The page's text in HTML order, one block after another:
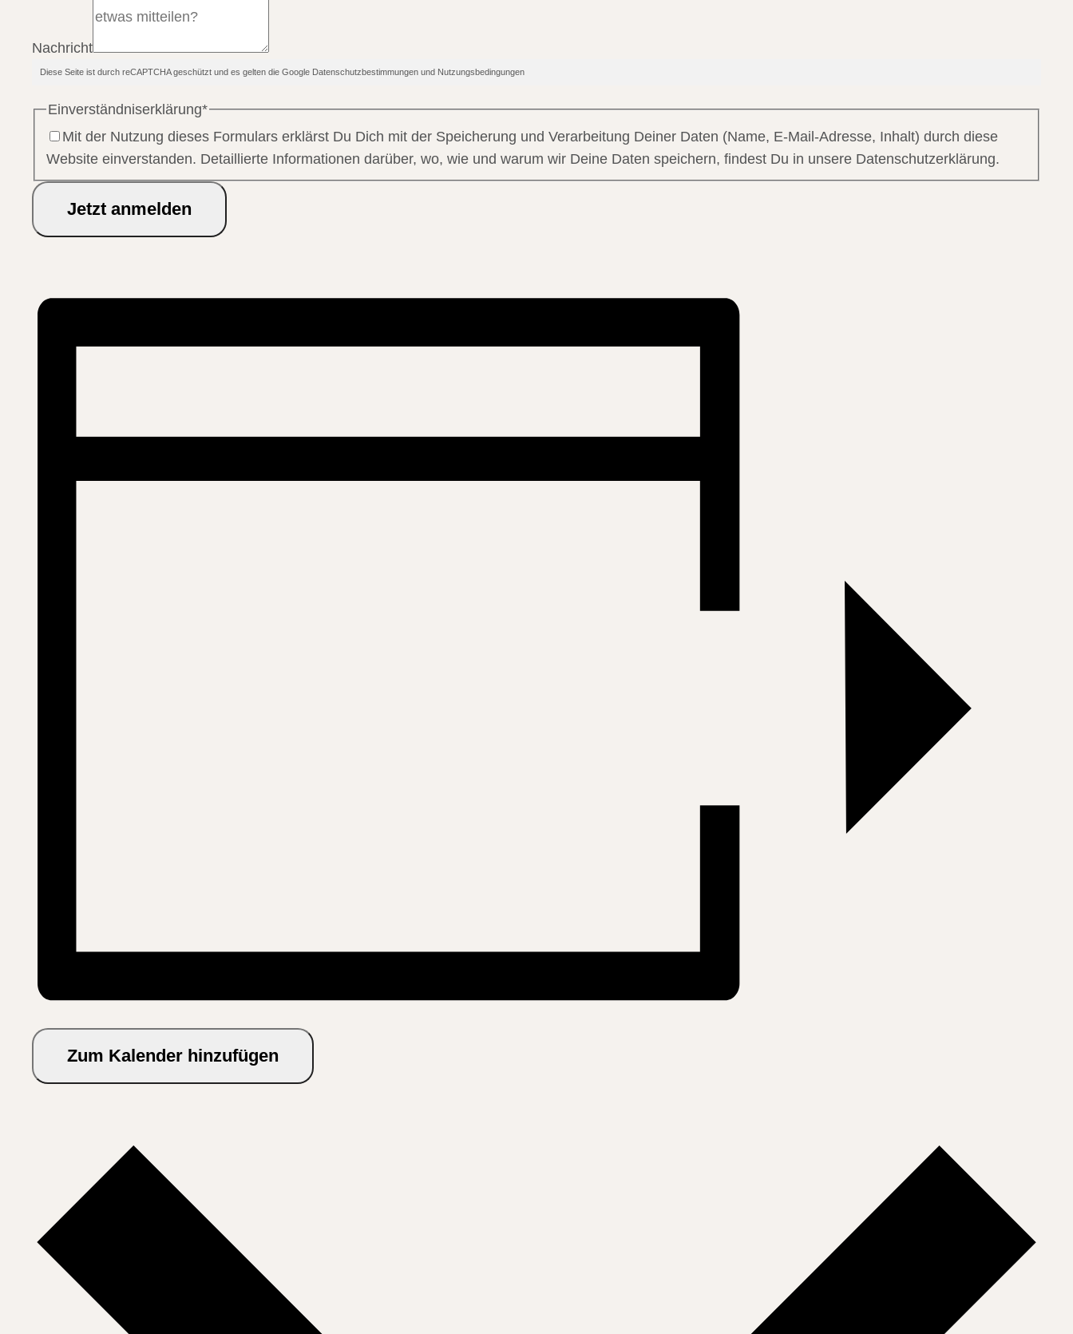
Nachricht
Diese Seite ist durch reCAPTCHA geschützt und es gelten die Google Datenschutzbestimmungen und Nutzungsbedingungen
Einverständniserklärung*
Mit der Nutzung dieses Formulars erklärst Du Dich mit der Speicherung und Verarbeitung Deiner Daten (Name, E-Mail-Adresse, Inhalt) durch diese
Website einverstanden. Detaillierte Informationen darüber, wo, wie und warum wir Deine Daten speichern, findest Du in unsere Datenschutzerklärung.
Jetzt anmelden
Zum Kalender hinzufügen